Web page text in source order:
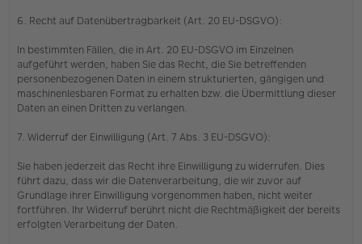
6. Recht auf Datenübertragbarkeit (Art. 20 EU-DSGVO):
In bestimmten Fällen, die in Art. 20 EU-DSGVO im Einzelnen
aufgeführt werden, haben Sie das Recht, die Sie betreffenden
personenbezogenen Daten in einem strukturierten, gängigen und
maschinenlesbaren Format zu erhalten bzw. die Übermittlung dieser
Daten an einen Dritten zu verlangen.
7. Widerruf der Einwilligung (Art. 7 Abs. 3 EU-DSGVO):
Sie haben jederzeit das Recht ihre Einwilligung zu widerrufen. Dies
führt dazu, dass wir die Datenverarbeitung, die wir zuvor auf
Grundlage ihrer Einwilligung vorgenommen haben, nicht weiter
fortführen. Ihr Widerruf berührt nicht die Rechtmäßigkeit der bereits
erfolgten Verarbeitung der Daten.